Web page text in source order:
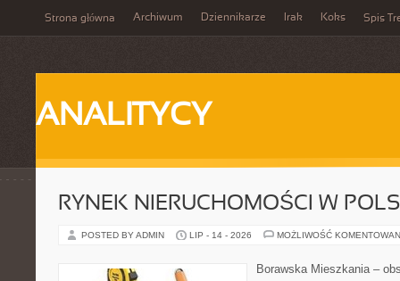
Strona główna Archiwum Dziennikarze Irak Koks Spis
ANALITYCY
RYNEK NIERUCHOMOŚCI W
POSTED BY ADMIN LIP - 14 - 2026 MOŻLIWOŚĆ
Borawska Mieszkania –